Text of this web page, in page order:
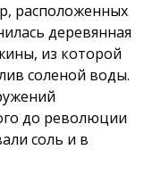
расположенных
деревянная
из которой
соленой воды.
до революции
соль и в